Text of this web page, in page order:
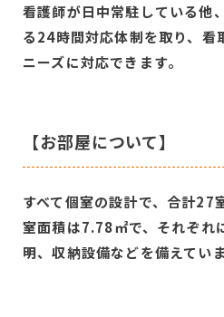
看護師が日中常駐している他
る24時間対応体制を取り、看
ニーズに対応できます。
【お部屋について】
すべて個室の設計で、合計27
室面積は7.78㎡で、それぞれ
明、収納設備などを備えていま